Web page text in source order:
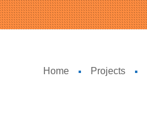
Home Projects